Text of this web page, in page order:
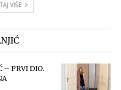
VIŠE
– PRVI DIO.